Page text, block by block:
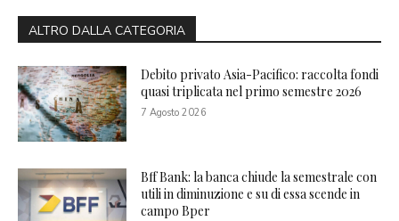
ALTRO DALLA CATEGORIA
Debito privato Asia-Pacifico: raccolta fondi
quasi triplicata nel primo semestre 2026
7 Agosto 2026
Bff Bank: la banca chiude la semestrale con
utili in diminuzione e su di essa scende in
campo Bper